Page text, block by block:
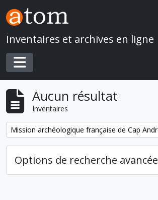
Skip to main content
Inventaires et archives en ligne
Toggle navigation
Aucun résultat
Inventaires
Remove filter:
Options de recherche avancée